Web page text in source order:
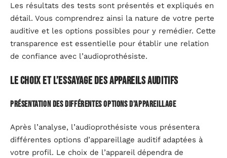
Les résultats des tests sont présentés et expliqués en
détail. Vous comprendrez ainsi la nature de votre perte
auditive et les options possibles pour y remédier. Cette
transparence est essentielle pour établir une relation
de confiance avec l’audioprothésiste.
Le choix et l’essayage des appareils auditifs
Présentation des différentes options d’appareillage
Après l’analyse, l’audioprothésiste vous présentera
différentes options d’appareillage auditif adaptées à
votre profil. Le choix de l’appareil dépendra de